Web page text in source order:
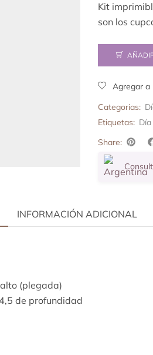
Kit
son los
Agregar a
Categorias:
Etiquetas:
Share:
INFORMACIÓN ADICIONAL
(plegada)
de profundidad